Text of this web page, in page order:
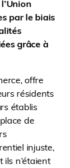
par le biais
grâce à
offre
résidents
établis
de
injuste,
ils n’étaient